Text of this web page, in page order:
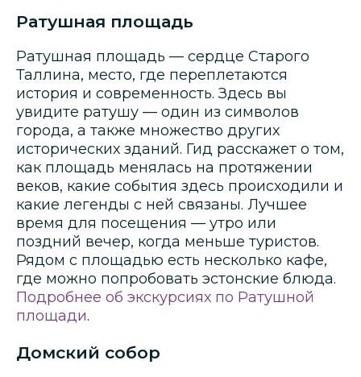
Ратушная площадь
Ратушная площадь — сердце Старого
Таллина, место, где переплетаются
история и современность. Здесь вы
увидите ратушу — один из символов
города, а также множество других
исторических зданий. Гид расскажет о том,
как площадь менялась на протяжении
веков, какие события здесь происходили и
какие легенды с ней связаны. Лучшее
время для посещения — утро или
поздний вечер, когда меньше туристов.
Рядом с площадью есть несколько кафе,
где можно попробовать эстонские блюда.
Подробнее об экскурсиях по Ратушной
площади.
Домский собор